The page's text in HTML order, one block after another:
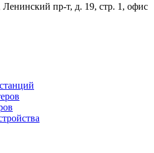
Ленинский пр-т, д. 19, стр. 1, офис